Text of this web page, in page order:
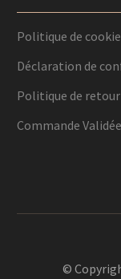
Politique de
Déclaration de
Politique de retour
Commande Validée
©